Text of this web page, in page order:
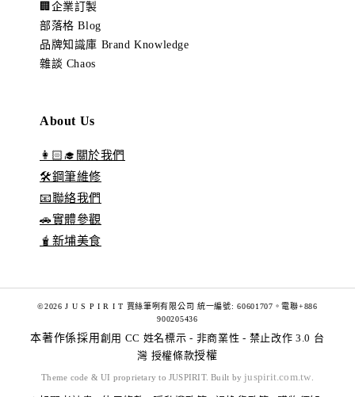
🏢企業訂製
部落格 Blog
品牌知識庫 Brand Knowledge
雜談 Chaos
About Us
👩🏻‍🎓關於我們
🛠️鋼筆維修
📧聯絡我們
🚗實體參觀
🧋新埔美食
©2026 J U S P I R I T 賈絲筆咧有限公司 統一編號: 60601707。電聯+886
900205436
本著作係採用 創用 CC 姓名標示 - 非商業性 - 禁止改作 3.0 台
灣 授權條款授權
Theme code & UI proprietary to JUSPIRIT. Built by juspirit.com.tw